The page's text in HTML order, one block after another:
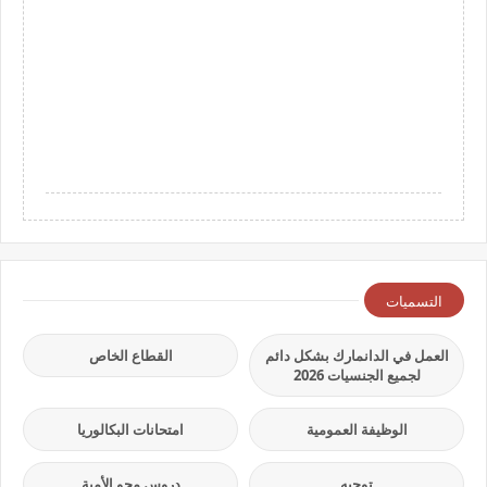
التسميات
العمل في الدانمارك بشكل دائم
لجميع الجنسيات 2026
القطاع الخاص
الوظيفة العمومية امتحانات البكالوريا